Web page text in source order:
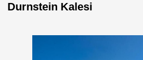
Durnstein Kalesi